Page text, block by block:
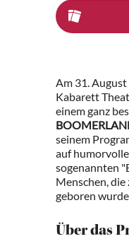
Am 31.
Kabarett
einem ganz
seinem
auf
sogenannten
Menschen,
geboren
Über das